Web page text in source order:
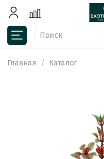
Главная Каталог